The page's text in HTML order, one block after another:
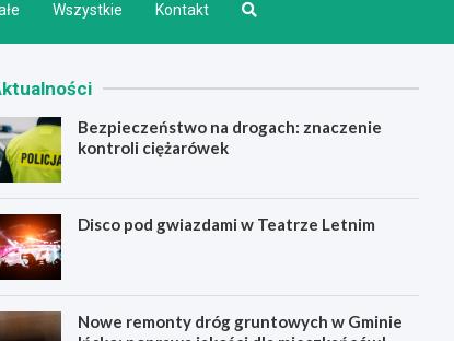
Wszystkie Kontakt
Bezpieczeństwo na drogach: znaczenie
kontroli ciężarówek
Disco pod gwiazdami w Teatrze Letnim
Nowe remonty dróg gruntowych w Gminie